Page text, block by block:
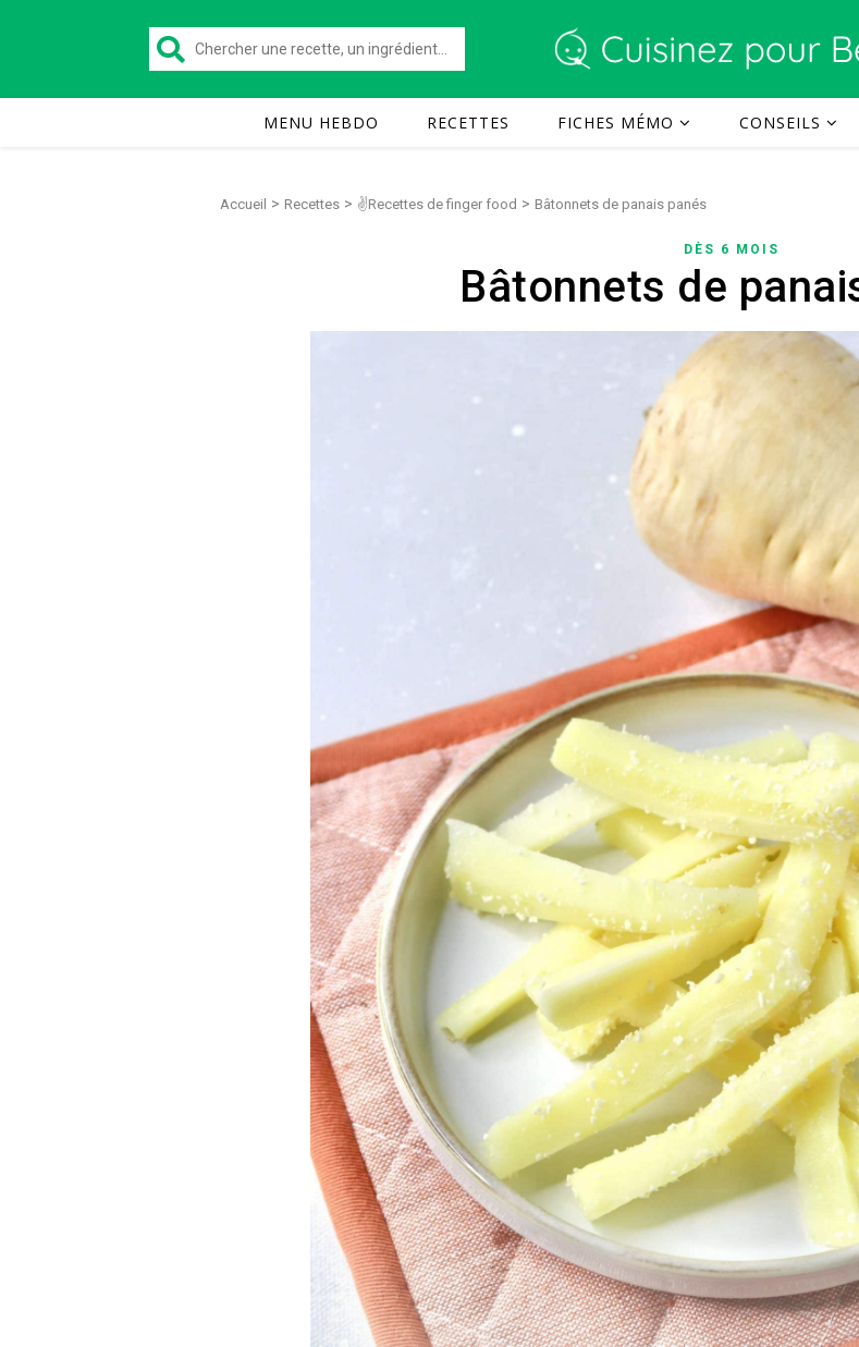
MENU HEBDO RECETTES FICHES MÉMO CONSEILS
Accueil > Recettes > ✌Recettes de finger food > Bâtonnets de panais panés
DÈS 6 MOIS
Bâtonnets de